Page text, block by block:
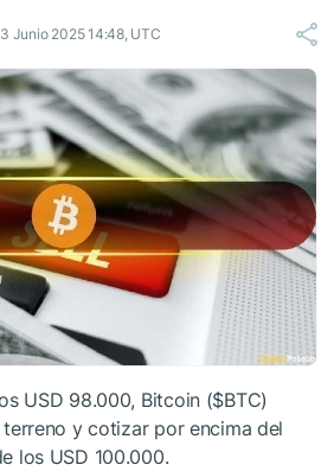
Junio 2025 14:48, UTC
USD 98.000, Bitcoin ($BTC)
y cotizar por encima del
los USD 100.000.